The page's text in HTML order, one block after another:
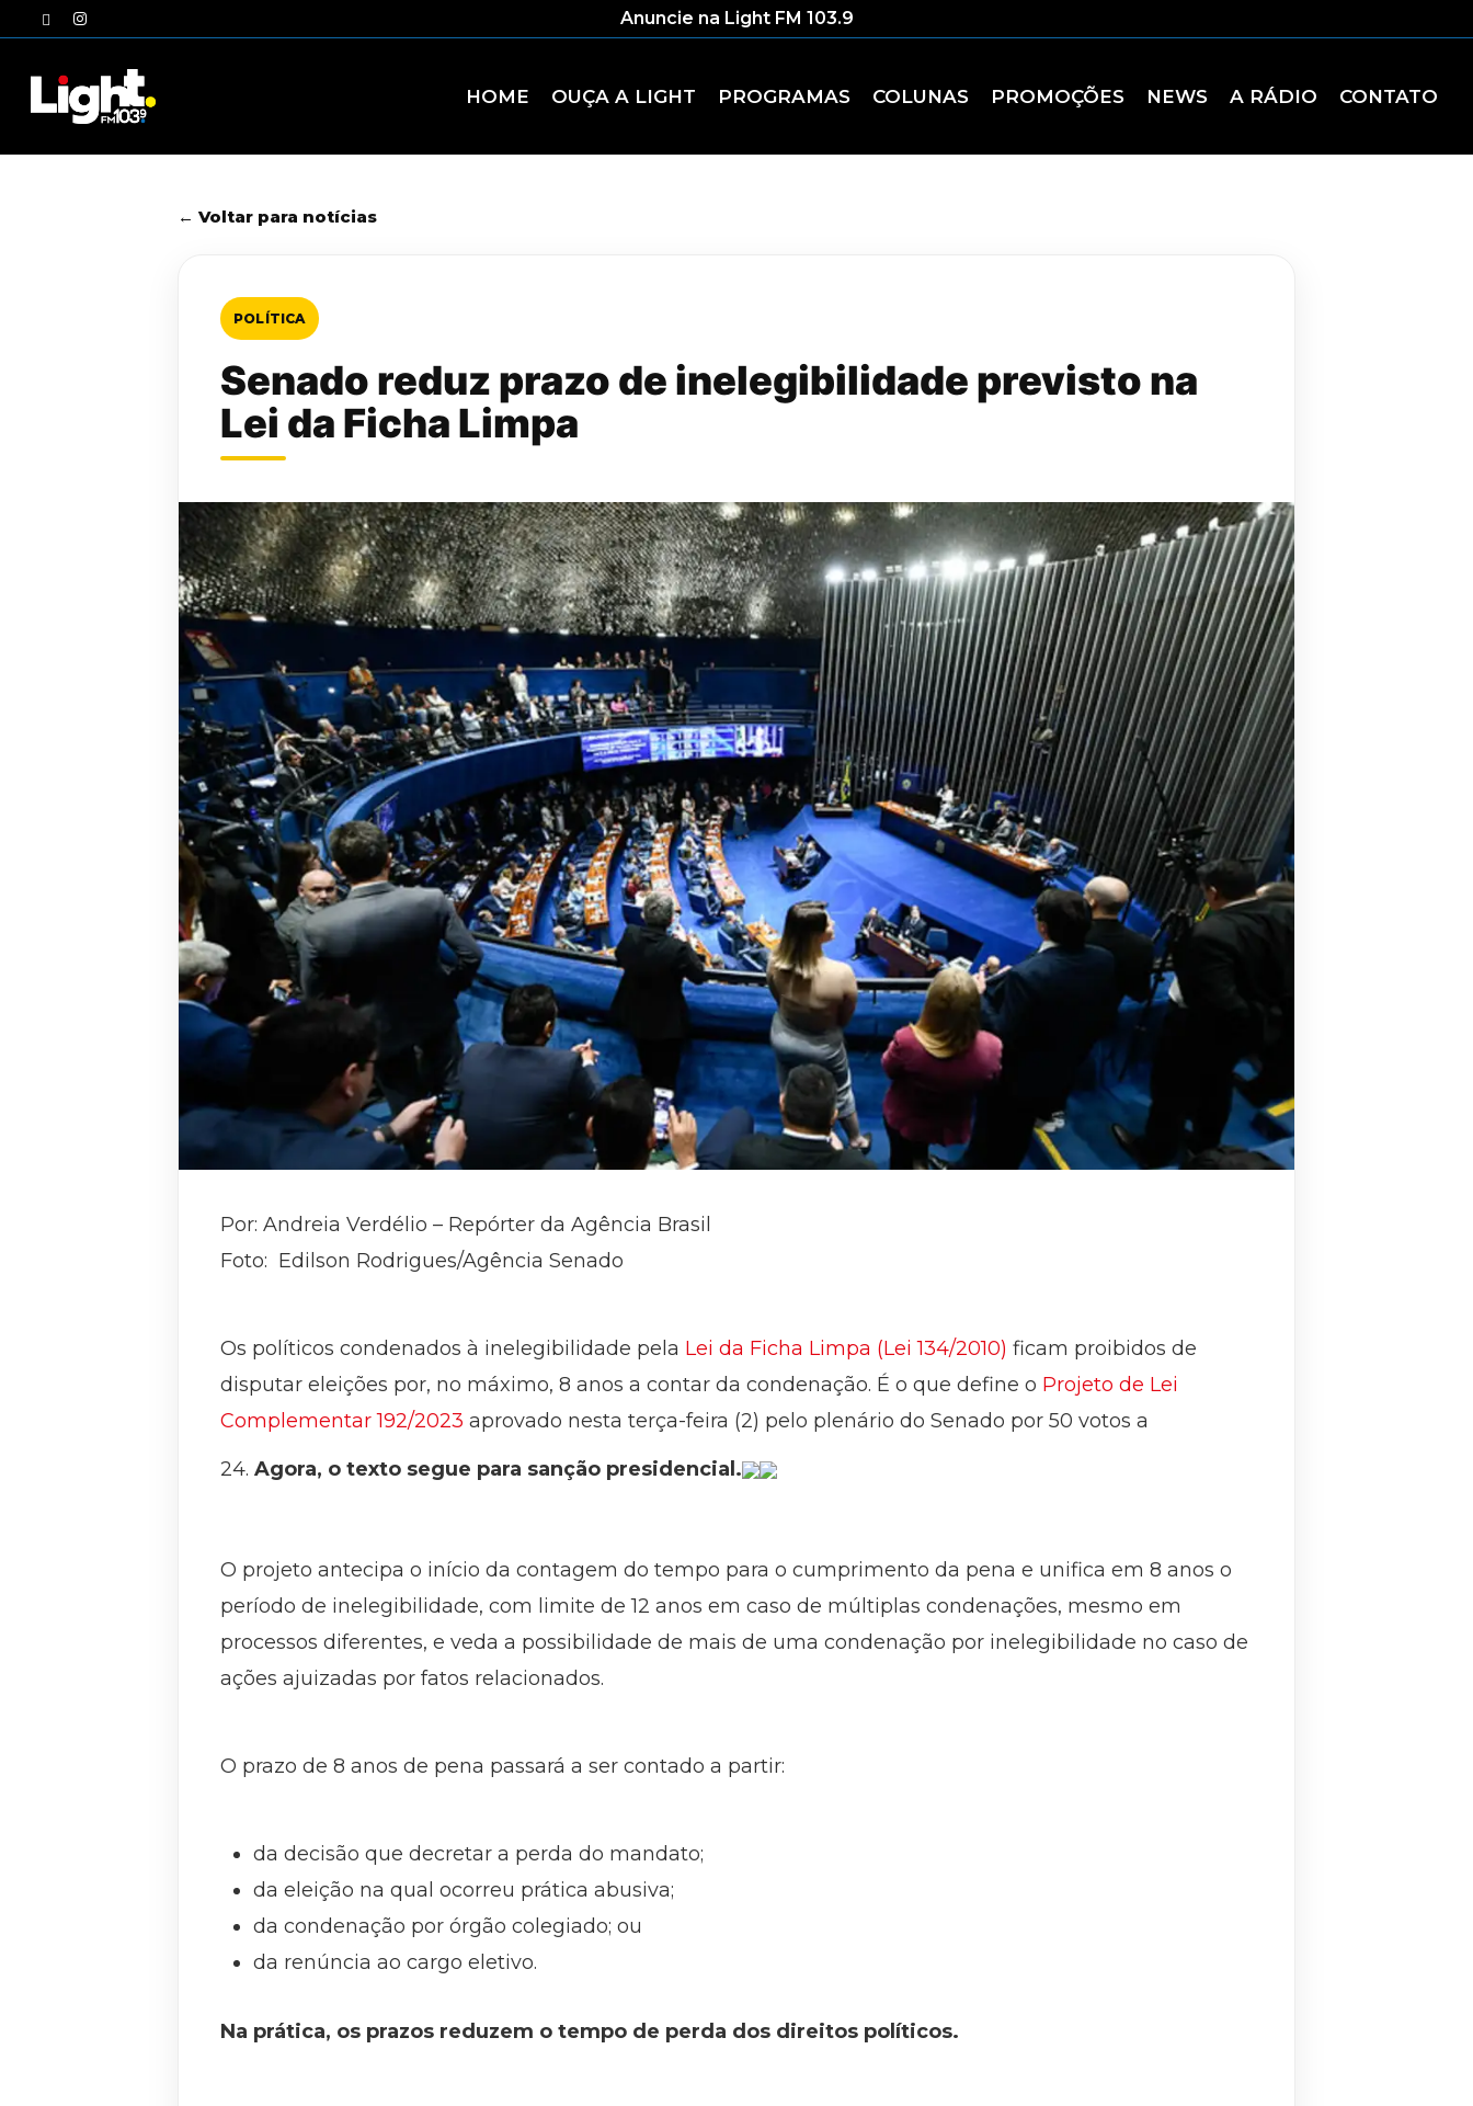
to
twitterinstagram Anuncie na Light FM 103.9
HOME OUÇA A LIGHT PROGRAMAS COLUNAS PROMOÇÕES NEWS A RÁDIO CONTATO
← Voltar para notícias
POLÍTICA
Senado reduz prazo de inelegibilidade previsto na
Lei da Ficha Limpa
Por: Andreia Verdélio – Repórter da Agência Brasil
Foto: Edilson Rodrigues/Agência Senado
Os políticos condenados à inelegibilidade pela Lei da Ficha Limpa (Lei 134/2010) ficam proibidos de
disputar eleições por, no máximo, 8 anos a contar da condenação. É o que define o Projeto de Lei
Complementar 192/2023 aprovado nesta terça-feira (2) pelo plenário do Senado por 50 votos a
24. Agora, o texto segue para sanção presidencial.
O projeto antecipa o início da contagem do tempo para o cumprimento da pena e unifica em 8 anos o
período de inelegibilidade, com limite de 12 anos em caso de múltiplas condenações, mesmo em
processos diferentes, e veda a possibilidade de mais de uma condenação por inelegibilidade no caso de
ações ajuizadas por fatos relacionados.
O prazo de 8 anos de pena passará a ser contado a partir:
da decisão que decretar a perda do mandato;
da eleição na qual ocorreu prática abusiva;
da condenação por órgão colegiado; ou
da renúncia ao cargo eletivo.
Na prática, os prazos reduzem o tempo de perda dos direitos políticos.